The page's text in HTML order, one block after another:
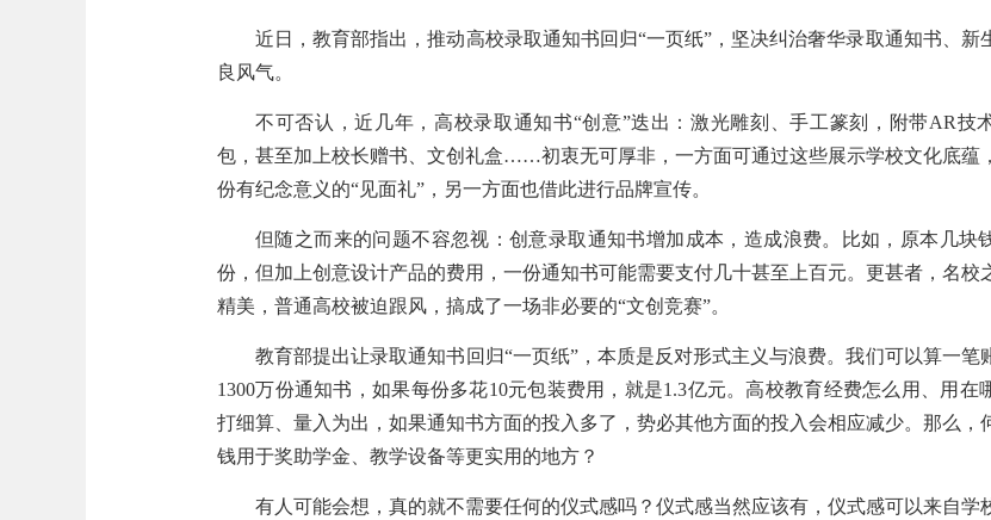
近日，教育部指出，推动高校录取通知书回归“一页纸”，坚决纠治奢华录取通知书、新
良风气。
不可否认，近几年，高校录取通知书“创意”迭出：激光雕刻、手工篆刻，附带AR技
包，甚至加上校长赠书、文创礼盒……初衷无可厚非，一方面可通过这些展示学校文化底蕴
份有纪念意义的“见面礼”，另一方面也借此进行品牌宣传。
但随之而来的问题不容忽视：创意录取通知书增加成本，造成浪费。比如，原本几块
份，但加上创意设计产品的费用，一份通知书可能需要支付几十甚至上百元。更甚者，名校
精美，普通高校被迫跟风，搞成了一场非必要的“文创竞赛”。
教育部提出让录取通知书回归“一页纸”，本质是反对形式主义与浪费。我们可以算一笔
1300万份通知书，如果每份多花10元包装费用，就是1.3亿元。高校教育经费怎么用、用在
打细算、量入为出，如果通知书方面的投入多了，势必其他方面的投入会相应减少。那么，
钱用于奖助学金、教学设备等更实用的地方？
有人可能会想，真的就不需要任何的仪式感吗？仪式感当然应该有，仪式感可以来自学